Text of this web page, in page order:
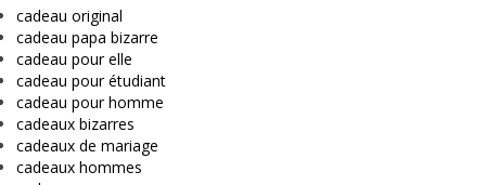
cadeau original
cadeau papa bizarre
cadeau pour elle
cadeau pour étudiant
cadeau pour homme
cadeaux bizarres
cadeaux de mariage
cadeaux hommes